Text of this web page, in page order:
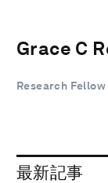
Grace C
Research
最新記事